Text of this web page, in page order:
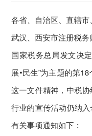
各省、自治区、直辖市
武汉、西安市注册税务
国家税务总局发文决
展•民生”为主题的第
这一文件精神，中税
行业的宣传活动仍纳
有关事项通知如下：